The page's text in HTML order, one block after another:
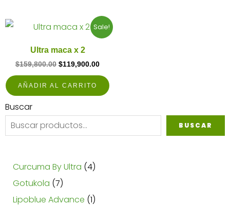
Sale!
Ultra maca x 2
$159,800.00
price
$159,800.00.
$119,900.00
Current
price
AÑADIR AL CARRITO
Buscar
BUSCAR
Curcuma By Ultra 4
Gotukola 7
productos
Lipoblue Advance 1
productoproducto
producto
productos
productoproducto
producto
productos
productos
productos
productos